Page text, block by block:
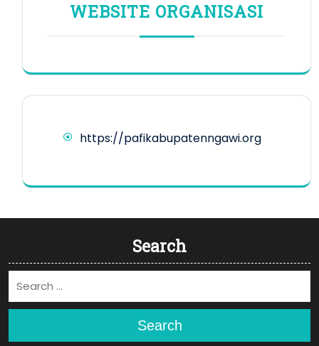
WEBSITE ORGANISASI
https://pafikabupatenngawi.org
Search
Search